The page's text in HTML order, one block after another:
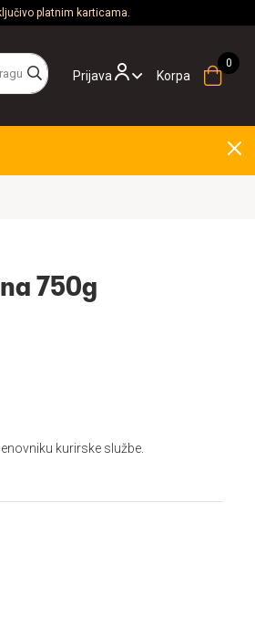
platnim karticama.
Prijava Korpa
750g
kurirske službe.